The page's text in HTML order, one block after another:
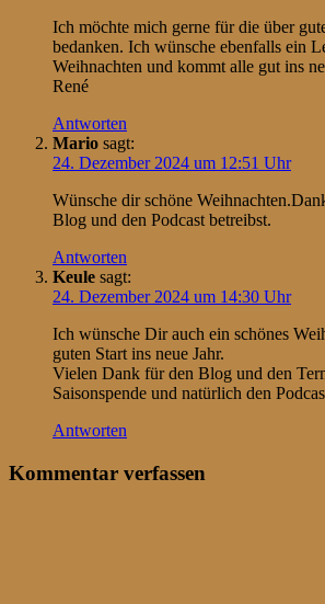
Ich möchte mich gerne für die über
bedanken. Ich wünsche ebenfalls ein
Weihnachten und kommt alle gut ins
René
Antworten
Mario sagt:
24. Dezember 2024 um 12:51 Uhr
Wünsche dir schöne
Blog und den Podcast betreibst.
Antworten
Keule sagt:
24. Dezember 2024 um 14:30 Uhr
Ich wünsche Dir auch ein schönes
guten Start ins neue Jahr.
Vielen Dank für den Blog und den
Saisonspende und natürlich den
Antworten
Kommentar verfassen